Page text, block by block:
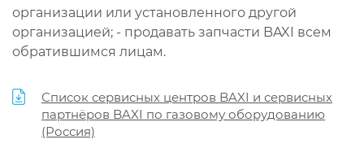
организации или установленного другой
организацией; - продавать запчасти BAXI всем
обратившимся лицам.
Список сервисных центров BAXI и сервисных
партнёров BAXI по газовому оборудованию
(Россия)